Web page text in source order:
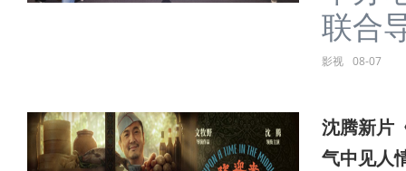
联合
影视 08-07
沈腾新片
气中见人